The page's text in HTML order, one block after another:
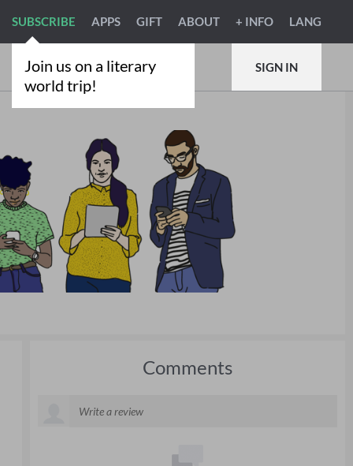
Join us on a literary
world trip!
SUBSCRIBE APPS GIFT ABOUT + INFO LANG
SIGN IN
Comments